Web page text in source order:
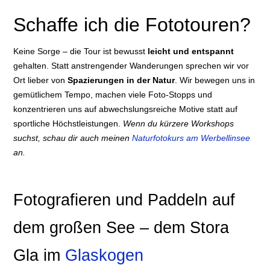
Schaffe ich die Fototouren?
Keine Sorge – die Tour ist bewusst leicht und entspannt
gehalten. Statt anstrengender Wanderungen sprechen wir vor
Ort lieber von Spazierungen in der Natur. Wir bewegen uns in
gemütlichem Tempo, machen viele Foto-Stopps und
konzentrieren uns auf abwechslungsreiche Motive statt auf
sportliche Höchstleistungen. Wenn du kürzere Workshops
suchst, schau dir auch meinen Naturfotokurs am Werbellinsee
an.
Fotografieren und Paddeln auf
dem großen See – dem Stora
Gla im Glaskogen